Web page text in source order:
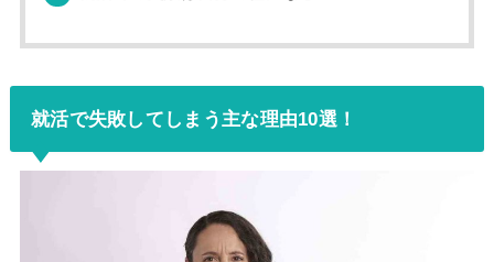
就活で失敗してしまう主な理由10選！